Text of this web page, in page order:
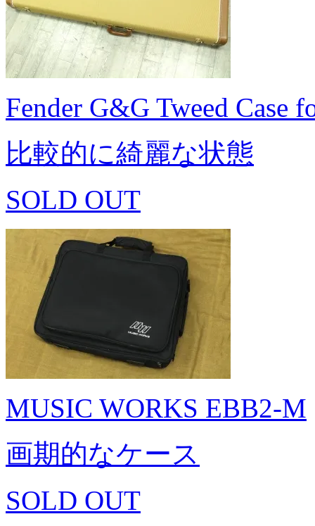
Fender G&G Tweed Case
比較的に綺麗な状態
SOLD OUT
MUSIC WORKS EBB2-M
画期的なケース
SOLD OUT